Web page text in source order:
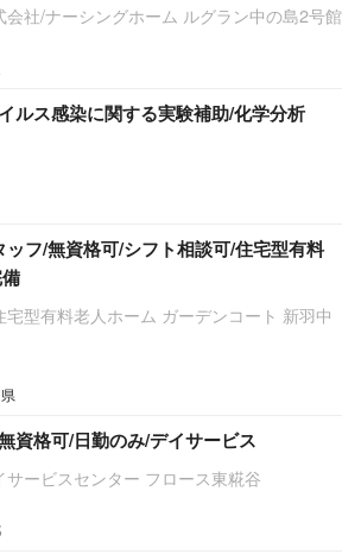
会社/ナーシングホーム ルグラン中の島2号館
ルス感染に関する実験補助/化学分析
ッフ/無資格可/シフト相談可/住宅型有料
型有料老人ホーム ガーデンコート 新羽中
資格可/日勤のみ/デイサービス
ービスセンター フロース東糀谷